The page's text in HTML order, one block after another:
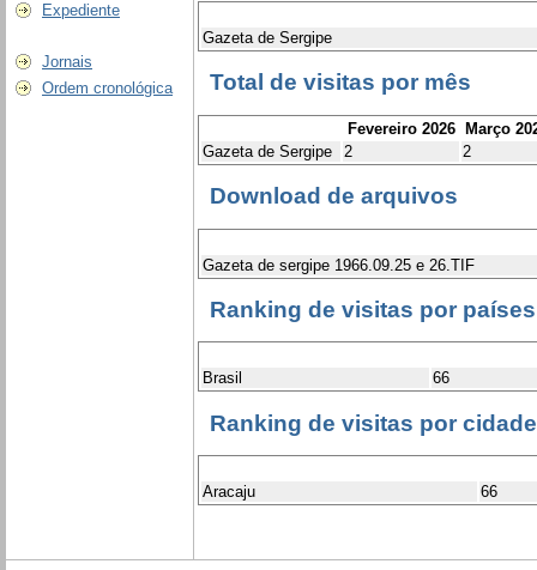
Expediente
Jornais
Ordem cronológica
Gazeta de Sergipe
Total de visitas por mês
Fevereiro 2026 Março
Gazeta de Sergipe
2 2
Download de arquivos
Gazeta de sergipe 1966.09.25 e 26.TIF
Ranking de visitas por países
Brasil 66
Ranking de visitas por
Aracaju 66